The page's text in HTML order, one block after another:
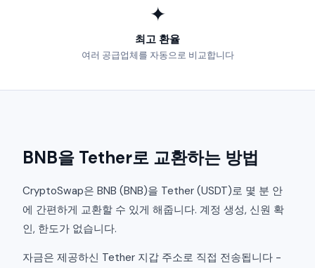
✦
최고 환율
여러 공급업체를 자동으로 비교합니다
BNB을 Tether로 교환하는 방법
CryptoSwap은 BNB (BNB)을 Tether (USDT)로 몇 분 안
에 간편하게 교환할 수 있게 해줍니다. 계정 생성, 신원 확
인, 한도가 없습니다.
자금은 제공하신 Tether 지갑 주소로 직접 전송됩니다 -